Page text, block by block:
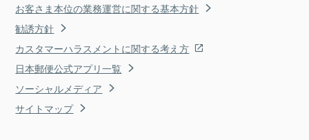
お客さま本位の業務運営に関する基本方針
勧誘方針
カスタマーハラスメントに関する考え方
日本郵便公式アプリ一覧
ソーシャルメディア
サイトマップ